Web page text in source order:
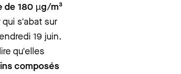
de 180 µg/m³
s'abat sur
19 juin.
qu'elles
composés